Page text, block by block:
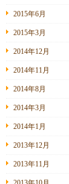
2015年6月
2015年3月
2014年12月
2014年11月
2014年8月
2014年3月
2014年1月
2013年12月
2013年11月